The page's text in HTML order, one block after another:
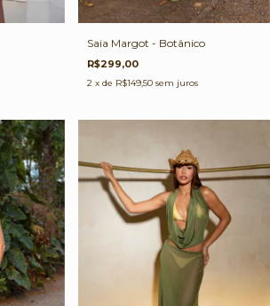
Saia Margot - Botânico
R$299,00
2 x de R$149,50 sem juros